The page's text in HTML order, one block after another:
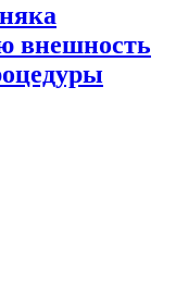
внешность